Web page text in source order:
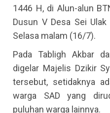
1446 H, di Alun-alun
Dusun V Desa Sei
Selasa malam (16/7).
Pada Tabligh Akbar
digelar Majelis Dzikir
tersebut, setidaknya
warga SAD yang
puluhan warga lainnya.